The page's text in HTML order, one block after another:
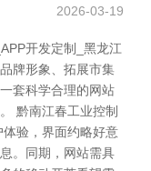
2026-03-19
开发定制_黑龙江
牌形象、拓展市集
套科学合理的网站
黔南江春工业控制
验，界面约略好意
。同期，网站需具